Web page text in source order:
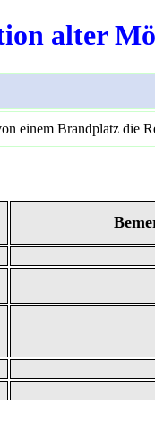
alter
einem Brandplatz die